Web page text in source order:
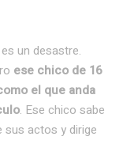
un desastre.
ese chico de 16
el que anda
. Ese chico sabe
sus actos y dirige